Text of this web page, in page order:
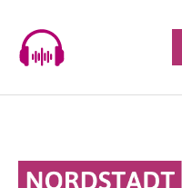
content